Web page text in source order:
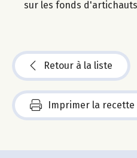
sur les fonds
Retour à la liste
Imprimer la recette